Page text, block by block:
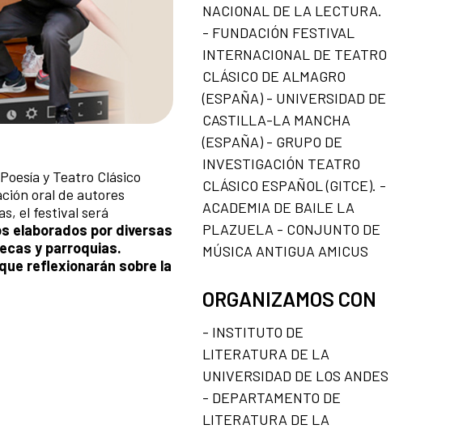
y Teatro Clásico
oral de autores
el festival será
elaborados por diversas
y parroquias.
reflexionarán sobre la
NACIONAL DE LA LECTURA.
- FUNDACIÓN FESTIVAL
INTERNACIONAL DE TEATRO
CLÁSICO DE ALMAGRO
(ESPAÑA) - UNIVERSIDAD DE
CASTILLA-LA MANCHA
(ESPAÑA) - GRUPO DE
INVESTIGACIÓN TEATRO
CLÁSICO ESPAÑOL (GITCE). -
ACADEMIA DE BAILE LA
PLAZUELA - CONJUNTO DE
MÚSICA ANTIGUA AMICUS
ORGANIZAMOS CON
- INSTITUTO DE
LITERATURA DE LA
UNIVERSIDAD DE LOS ANDES
- DEPARTAMENTO DE
LITERATURA DE LA